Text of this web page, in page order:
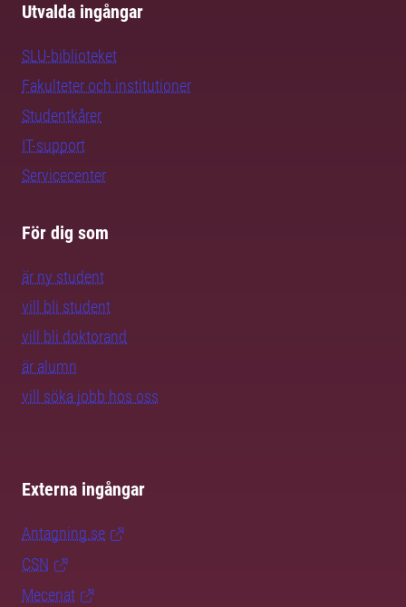
Utvalda ingångar
SLU-biblioteket
Fakulteter och institutioner
Studentkårer
IT-support
Servicecenter
För dig som
är ny student
vill bli student
vill bli doktorand
är alumn
vill söka jobb hos oss
Externa ingångar
Antagning.se
CSN
Mecenat